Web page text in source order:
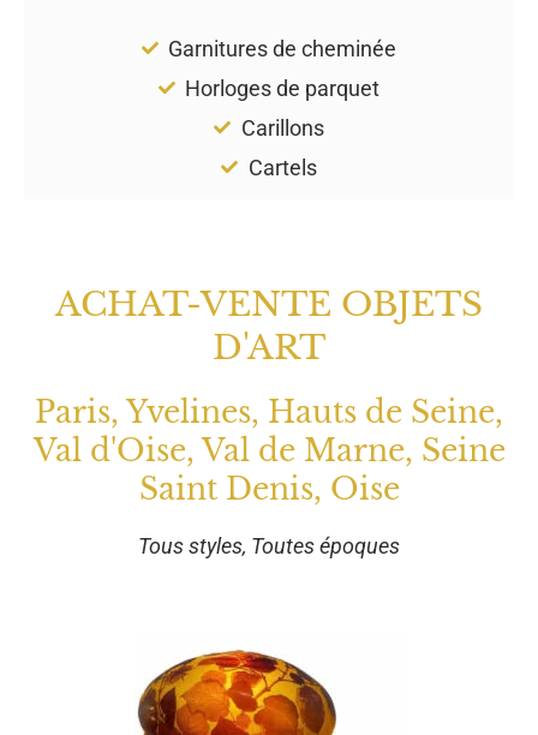
Garnitures de cheminée
Horloges de parquet
Carillons
Cartels
ACHAT-VENTE OBJETS
D'ART
Paris, Yvelines, Hauts de Seine,
Val d'Oise, Val de Marne, Seine
Saint Denis, Oise
Tous styles, Toutes époques